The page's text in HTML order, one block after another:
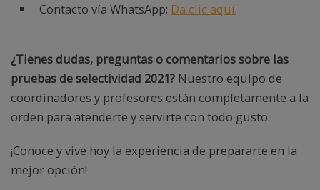
Contacto vía WhatsApp: Da clic aquí.
¿Tienes dudas, preguntas o comentarios sobre las
pruebas de selectividad 2021? Nuestro equipo de
coordinadores y profesores están completamente a la
orden para atenderte y servirte con todo gusto.
¡Conoce y vive hoy la experiencia de prepararte en la
mejor opción!